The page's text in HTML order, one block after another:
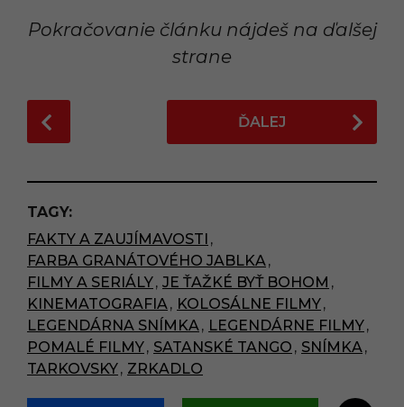
Pokračovanie článku nájdeš na ďalšej
strane
o
t
P
a
g
i
n
a
t
i
o
ĎALEJ
TAGY:
FAKTY A ZAUJÍMAVOSTI ,
FARBA GRANÁTOVÉHO JABLKA ,
FILMY A SERIÁLY, JE ŤAŽKÉ BYŤ BOHOM ,
KINEMATOGRAFIA , KOLOSÁLNE FILMY,
LEGENDÁRNA SNÍMKA , LEGENDÁRNE FILMY,
POMALÉ FILMY, SATANSKÉ TANGO , SNÍMKA ,
TARKOVSKY, ZRKADLO